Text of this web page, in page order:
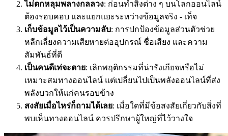
ไม่ตกหลุมพลางกลลวง: ก่อนทำสิ่งต่าง ๆ บนโลกออนไลน์
ต้องรอบคอบ และแยกแยะระหว่างข้อมูลจริง - เท็จ
เก็บข้อมูลไว้เป็นความลับ: การปกป้องข้อมูลส่วนตัวช่วย
หลีกเลี่ยงความเสียหายต่ออุปกรณ์ ชื่อเสียง และความ
สัมพันธ์ที่ดี
เป็นคนดีเท่จะตาย: เลิกพฤติกรรมที่น่ารังเกียจหรือไม่
เหมาะสมทางออนไลน์ แต่เปลี่ยนไปเป็นพลังออนไลน์ที่ส่ง
พลังบวกให้แก่คนรอบข้าง
สงสัยเมื่อไหร่ก็ถามได้เลย: เมื่อใดที่มีข้อสงสัยเกี่ยวกับสิ่งที่
พบเห็นทางออนไลน์ ควรปรึกษาผู้ใหญ่ที่ไว้วางใจ